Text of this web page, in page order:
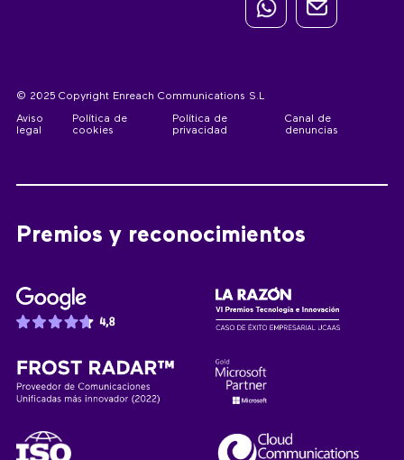
© 2025 Copyright Enreach Communications S.L
Aviso
legal
Política de
cookies
Política de
privacidad
Canal de
denuncias
Premios y reconocimientos